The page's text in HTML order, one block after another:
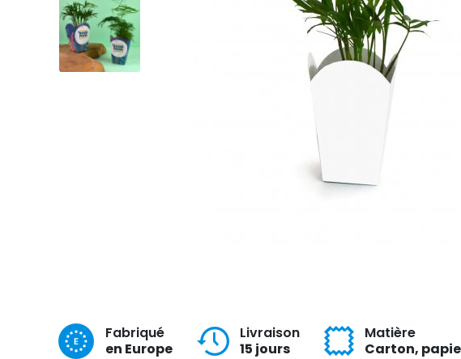
Fabriqué
en Europe
Livraison
15 jours
Matière
Carton,